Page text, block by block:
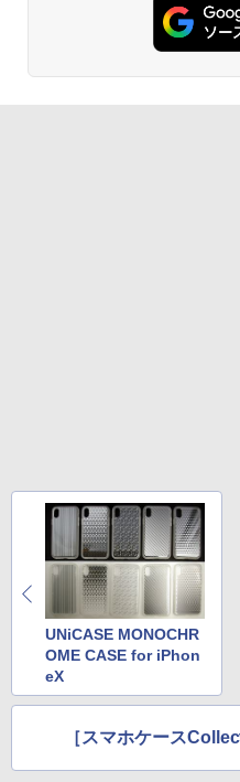
UNiCASE MONOCHR
OME CASE for iPhon
eX
［スマホケース